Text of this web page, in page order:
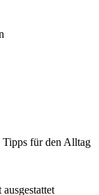
für den Alltag